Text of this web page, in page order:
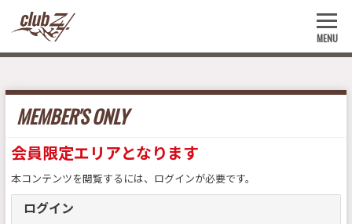
MENU
MEMBER'S ONLY
会員限定エリアとなります
本コンテンツを閲覧するには、ログインが必要です。
ログイン